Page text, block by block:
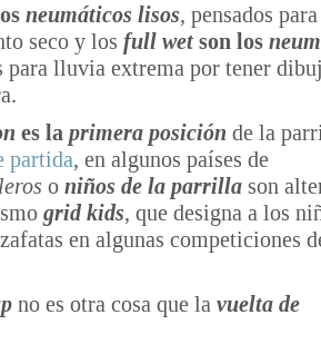
neumáticos lisos, pensados
seco y los full wet son los
para lluvia extrema por tener
es la primera posición de la
partida, en algunos países de
o niños de la parrilla son
grid kids, que designa a los
en algunas competiciones
no es otra cosa que la vuelta de